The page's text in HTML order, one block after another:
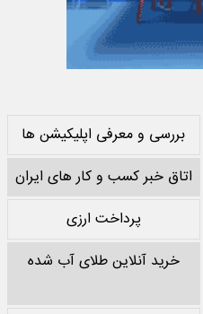
بررسی و معرفی اپلیکیشن ها
اتاق خبر کسب و کار های ایران
پرداخت ارزی
خرید آنلاین طلای آب شده